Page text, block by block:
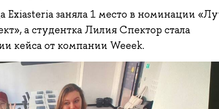
Exiasteria заняла 1 место в номинации
а студентка Лилия Спектор стала
кейса от компании Weeek.